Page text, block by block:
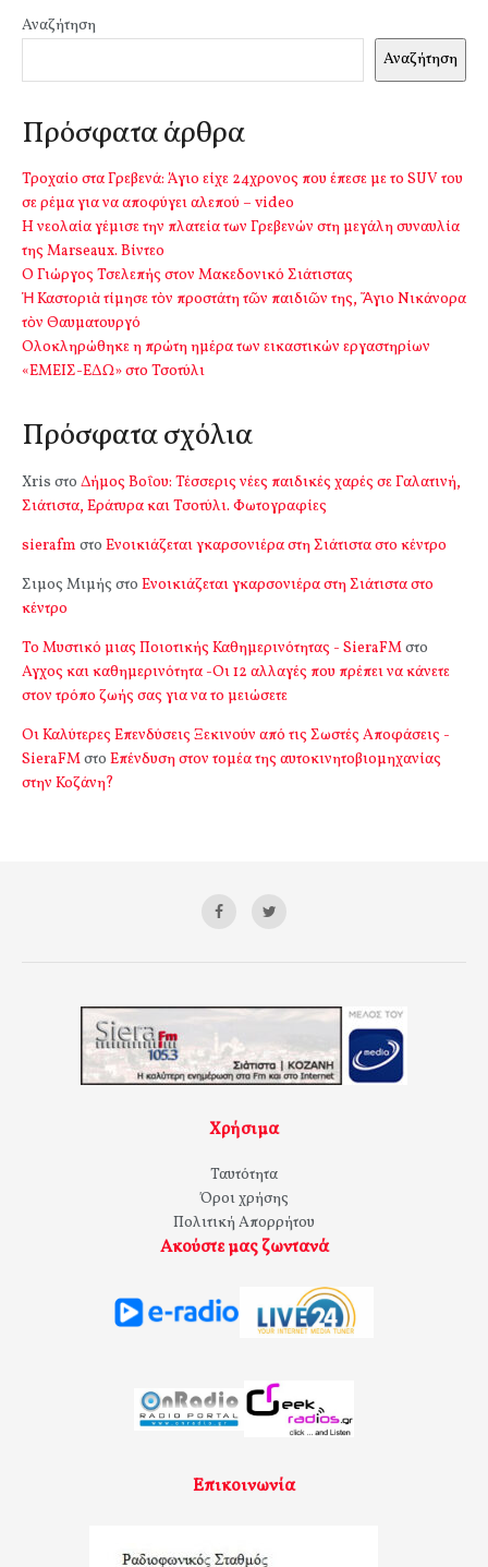
Αναζήτηση
Αναζήτηση
Πρόσφατα άρθρα
Τροχαίο στα Γρεβενά: Άγιο είχε 24χρονος που έπεσε με το SUV του
σε ρέμα για να αποφύγει αλεπού – video
Η νεολαία γέμισε την πλατεία των Γρεβενών στη μεγάλη συναυλία
της Marseaux. Βίντεο
Ο Γιώργος Τσελεπής στον Μακεδονικό Σιάτιστας
Ἡ Καστοριὰ τίμησε τὸν προστάτη τῶν παιδιῶν της, Ἅγιο Νικάνορα
τὸν Θαυματουργό
Ολοκληρώθηκε η πρώτη ημέρα των εικαστικών εργαστηρίων
«ΕΜΕΙΣ-ΕΔΩ» στο Τσοτύλι
Πρόσφατα σχόλια
Xris στο Δήμος Βοΐου: Τέσσερις νέες παιδικές χαρές σε Γαλατινή,
Σιάτιστα, Εράτυρα και Τσοτύλι. Φωτογραφίες
sierafm στο Ενοικιάζεται γκαρσονιέρα στη Σιάτιστα στο κέντρο
Σιμος Μιμής στο Ενοικιάζεται γκαρσονιέρα στη Σιάτιστα στο
κέντρο
Το Μυστικό μιας Ποιοτικής Καθημερινότητας - SieraFMστο
Αγχος και καθημερινότητα -Οι 12 αλλαγές που πρέπει να κάνετε
στον τρόπο ζωής σας για να το μειώσετε
Οι Καλύτερες Επενδύσεις Ξεκινούν από τις Σωστές Αποφάσεις -
SieraFMστο Επένδυση στον τομέα της αυτοκινητοβιομηχανίας
στην Κοζάνη?
Χρήσιμα
Ταυτότητα
Όροι χρήσης
Πολιτική Απορρήτου
Ακούστε μας ζωντανά
Επικοινωνία